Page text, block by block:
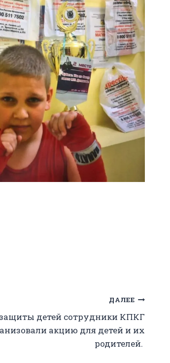
ДАЛЕЕ
детей сотрудники КПКГ
акцию для детей и их
родителей.